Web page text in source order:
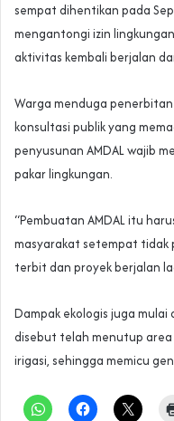
sempat dihentikan pada
mengantongi izin
aktivitas kembali berjalan
Warga menduga
konsultasi publik yang
penyusunan AMDAL wajib
pakar lingkungan.
“Pembuatan AMDAL itu
masyarakat setempat tidak
terbit dan proyek berjalan
Dampak ekologis juga
disebut telah menutup
irigasi, sehingga memicu